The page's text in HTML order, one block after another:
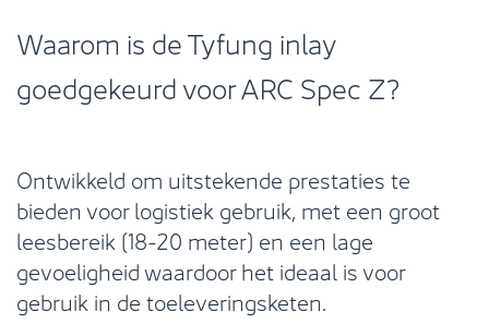
Waarom is de Tyfung inlay
goedgekeurd voor ARC Spec Z?
Ontwikkeld om uitstekende prestaties te
bieden voor logistiek gebruik, met een groot
leesbereik (18-20 meter) en een lage
gevoeligheid waardoor het ideaal is voor
gebruik in de toeleveringsketen.